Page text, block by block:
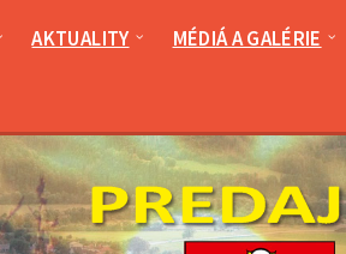
AKTUALITY MÉDIÁ A GALÉRIE